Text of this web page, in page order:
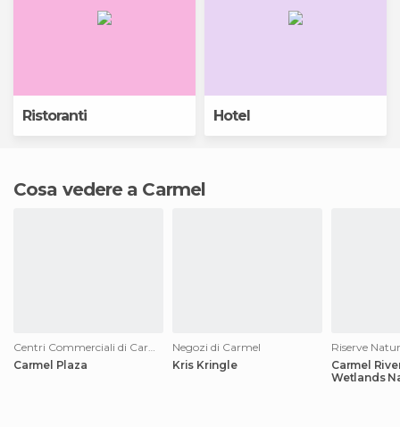
Ristoranti Hotel
Cosa vedere a Carmel
Centri Commerciali di Carmel
Carmel Plaza
Negozi di Carmel
Kris Kringle
Riserve
Carmel
Wetlands